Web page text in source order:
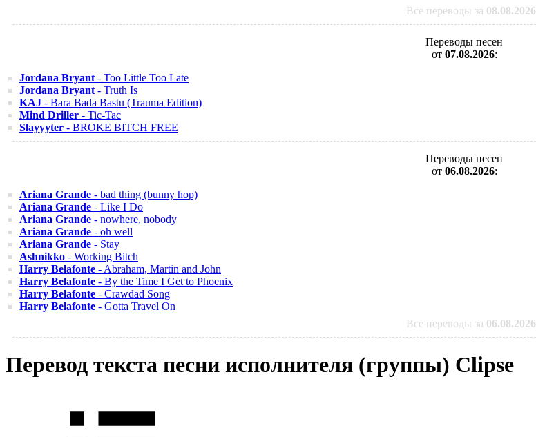
Все переводы за 08.08.2026
Переводы песен
от 07.08.2026:
Jordana Bryant - Too Little Too Late
Jordana Bryant - Truth Is
KAJ - Bara Bada Bastu (Trauma Edition)
Mind Driller - Tic-Tac
Slayyyter - BROKE BITCH FREE
Переводы песен
от 06.08.2026:
Ariana Grande - bad thing (bunny hop)
Ariana Grande - Like I Do
Ariana Grande - nowhere, nobody
Ariana Grande - oh well
Ariana Grande - Stay
Ashnikko - Working Bitch
Harry Belafonte - Abraham, Martin and John
Harry Belafonte - By the Time I Get to Phoenix
Harry Belafonte - Crawdad Song
Harry Belafonte - Gotta Travel On
Все переводы за 06.08.2026
Перевод текста песни исполнителя (группы) Clipse